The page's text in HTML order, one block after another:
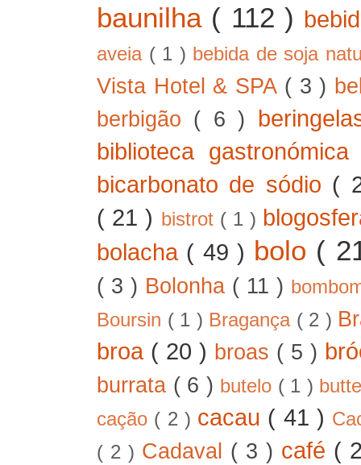
baunilha ( 112 )
aveia ( 1 ) bebida de soja
Vista Hotel & SPA ( 3 )
berbigão ( 6 )
biblioteca
bicarbonato de sódio (
( 21 ) bistrot ( 1 )
bolacha ( 49 ) bolo (
( 3 ) Bolonha ( 11 )
Boursin ( 1 ) Bragança ( 2 )
broa ( 20 ) broas ( 5 )
burrata ( 6 ) butelo ( 1 )
cação ( 2 ) cacau ( 41 )
( 2 ) Cadaval ( 3 ) café (